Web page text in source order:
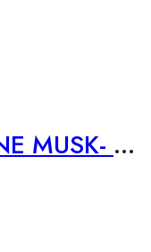
HAND CREAM JASMINE MUSK- 50ml